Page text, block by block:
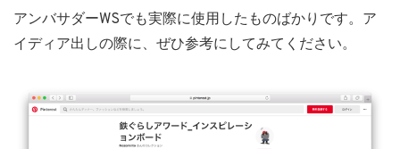
アンバサダーWSでも実際に使用したものばかりです。ア
イディア出しの際に、ぜひ参考にしてみてください。